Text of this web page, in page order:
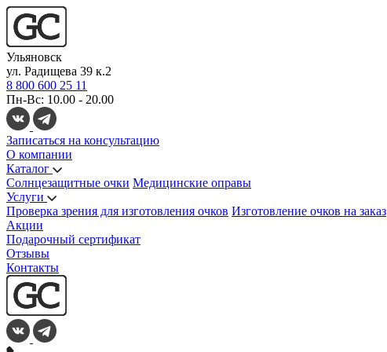
Ульяновск
ул. Радищева 39 к.2
8 800 600 25 11
Пн-Вс: 10.00 - 20.00
Записаться на консультацию
О компании
Каталог
Солнцезащитные очки Медицинские оправы
Услуги
Проверка зрения для изготовления очков Изготовление очков на заказ
Акции
Подарочный сертификат
Отзывы
Контакты